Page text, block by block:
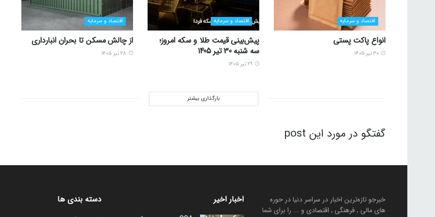
اقتصاد و سرمایه
انواع پاکت پستی
اقتصاد و سرمایه
پیش‌بینی قیمت طلا و سکه امروز؛
سه شنبه 30 تیر 1405
اقتصاد و سرمایه
از چالش مسکن تا بحران انبارداری
بارگذاری بیشتر
گفتگو در مورد این post
خبرجو تازه‌ترین اخبار در سراسر دنیا در حوره
های مالی , فرهنگی , اقتصادی و ... را برای شما
اخبار اخیر دسته بندی ها